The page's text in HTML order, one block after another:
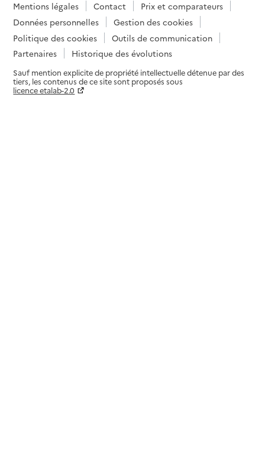
Mentions légales
Contact
Prix et comparateurs
Données personnelles
Gestion des cookies
Politique des cookies
Outils de communication
Partenaires
Historique des évolutions
Sauf mention explicite de propriété intellectuelle détenue par des
tiers, les contenus de ce site sont proposés sous
licence etalab-2.0